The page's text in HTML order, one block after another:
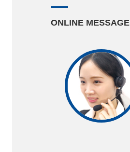
ONLINE MESSAGE